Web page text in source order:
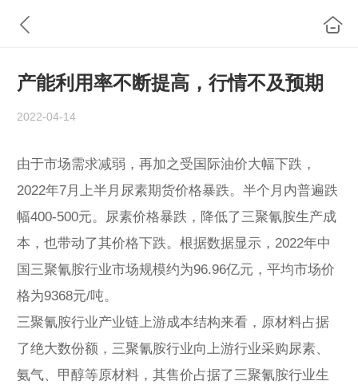
产能利用率不断提高，行情不及预期
2022-04-14
由于市场需求减弱，再加之受国际油价大幅下跌，
2022年7月上半月尿素期货价格暴跌。半个月内普遍跌
幅400-500元。尿素价格暴跌，降低了三聚氰胺生产成
本，也带动了其价格下跌。根据数据显示，2022年中
国三聚氰胺行业市场规模约为96.96亿元，平均市场价
格为9368元/吨。
三聚氰胺行业产业链上游成本结构来看，原材料占据
了绝大数份额，三聚氰胺行业向上游行业采购尿素、
氨气、甲醇等原材料，其售价占据了三聚氰胺行业生